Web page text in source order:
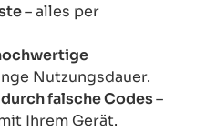
– alles per
Nutzungsdauer.
falsche Codes–
Ihrem Gerät.